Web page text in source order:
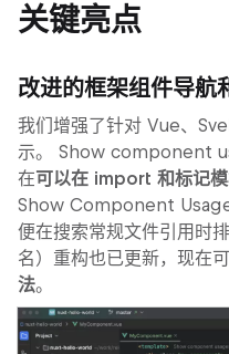
关键亮点
改进的框架组件导航
我们增强了针对 Vue、
示。Show component
在可以在 import 和标记
Show Component
便在搜索常规文件引用时
名）重构也已更新，现在
法。